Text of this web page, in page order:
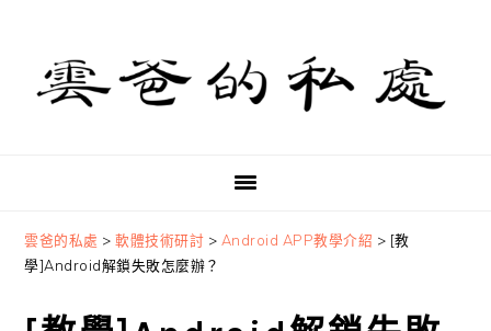
primary
navigation
content
primary
sidebar
雲爸的私處 >軟體技術研討 > Android APP教學介紹 > [教
學]Android解鎖失敗怎麼辦？